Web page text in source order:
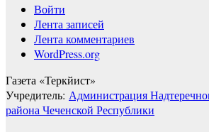
Войти
Лента записей
Лента комментариев
WordPress.org
Газета «Теркйист»
Учредитель: Администрация
района Чеченской Республики